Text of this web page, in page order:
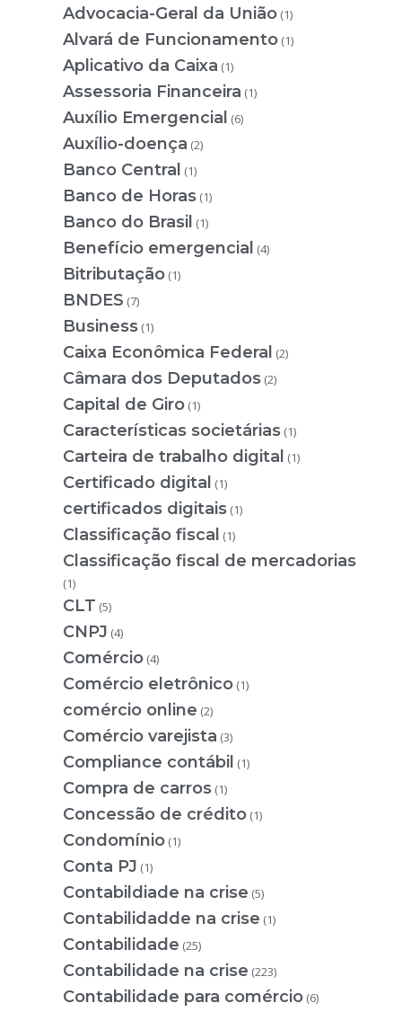
Advocacia-Geral da União (1)
Alvará de Funcionamento (1)
Aplicativo da Caixa (1)
Assessoria Financeira (1)
Auxílio Emergencial (6)
Auxílio-doença (2)
Banco Central (1)
Banco de Horas (1)
Banco do Brasil (1)
Benefício emergencial (4)
Bitributação (1)
BNDES (7)
Business (1)
Caixa Econômica Federal (2)
Câmara dos Deputados (2)
Capital de Giro (1)
Características societárias (1)
Carteira de trabalho digital (1)
Certificado digital (1)
certificados digitais (1)
Classificação fiscal (1)
Classificação fiscal de mercadorias
(1)
CLT (5)
CNPJ (4)
Comércio (4)
Comércio eletrônico (1)
comércio online (2)
Comércio varejista (3)
Compliance contábil (1)
Compra de carros (1)
Concessão de crédito (1)
Condomínio (1)
Conta PJ (1)
Contabildiade na crise (5)
Contabilidadde na crise (1)
Contabilidade (25)
Contabilidade na crise (223)
Contabilidade para comércio (6)